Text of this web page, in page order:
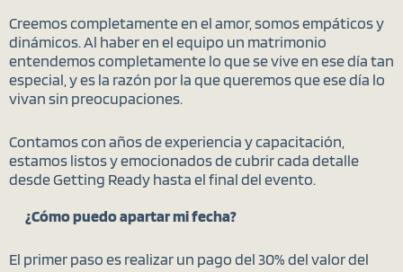
Creemos completamente en el amor, somos empáticos y
dinámicos. Al haber en el equipo un matrimonio
entendemos completamentelo que se vive en ese día tan
especial, y es la razón por la que queremos que ese día lo
vivan sin preocupaciones.
Contamos con años de experiencia y capacitación,
estamos listos y emocionados de cubrir cada detalle
desde Getting Ready hasta el final del evento.
¿Cómo puedo apartar mi fecha?
El primer paso es realizar un pago del 30% del valor del